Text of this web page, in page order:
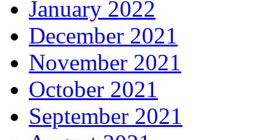
January 2022
December 2021
November 2021
October 2021
September 2021